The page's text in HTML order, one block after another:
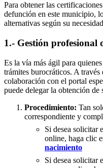
Para obtener las
defunción en este municipio,
alternativas según su
1.- Gestión profesional
Es la vía más ágil para
trámites burocráticos. A través
colaboración con el portal
puede delegar la obtención de
Procedimiento: Tan
correspondiente y
Si desea solicitar
online, haga clic
nacimiento
Si desea solicitar